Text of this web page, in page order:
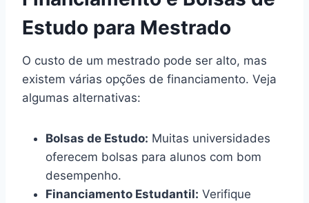
Estudo para Mestrado
O custo de um mestrado pode ser alto, mas
existem várias opções de financiamento. Veja
algumas alternativas:
Bolsas de Estudo: Muitas universidades
oferecem bolsas para alunos com bom
desempenho.
Financiamento Estudantil: Verifique